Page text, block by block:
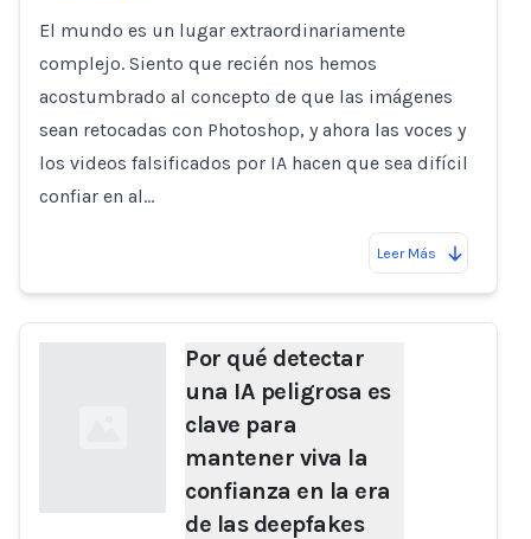
El mundo es un lugar extraordinariamente
complejo. Siento que recién nos hemos
acostumbrado al concepto de que las imágenes
sean retocadas con Photoshop, y ahora las voces y
los videos falsificados por IA hacen que sea difícil
confiar en al…
Leer Más
Por qué detectar
una IA peligrosa es
clave para
mantener viva la
confianza en la era
de las deepfakes